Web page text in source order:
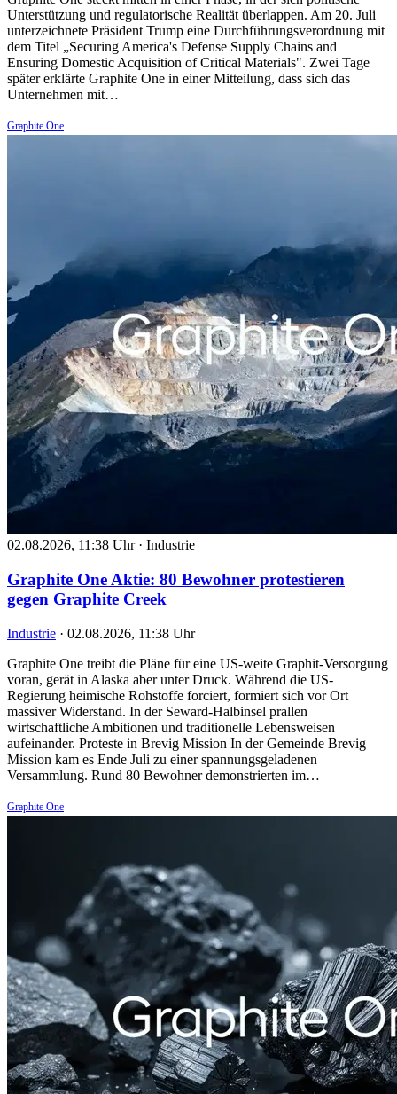
Unterstützung und regulatorische Realität überlappen. Am 20. Juli
unterzeichnete Präsident Trump eine Durchführungsverordnung mit
dem Titel „Securing America's Defense Supply Chains and
Ensuring Domestic Acquisition of Critical Materials". Zwei Tage
später erklärte Graphite One in einer Mitteilung, dass sich das
Unternehmen mit…
Graphite One
02.08.2026, 11:38 Uhr · Industrie
Graphite One Aktie: 80 Bewohner protestieren
gegen Graphite Creek
Industrie · 02.08.2026, 11:38 Uhr
Graphite One treibt die Pläne für eine US-weite Graphit-Versorgung
voran, gerät in Alaska aber unter Druck. Während die US-
Regierung heimische Rohstoffe forciert, formiert sich vor Ort
massiver Widerstand. In der Seward-Halbinsel prallen
wirtschaftliche Ambitionen und traditionelle Lebensweisen
aufeinander. Proteste in Brevig Mission In der Gemeinde Brevig
Mission kam es Ende Juli zu einer spannungsgeladenen
Versammlung. Rund 80 Bewohner demonstrierten im…
Graphite One